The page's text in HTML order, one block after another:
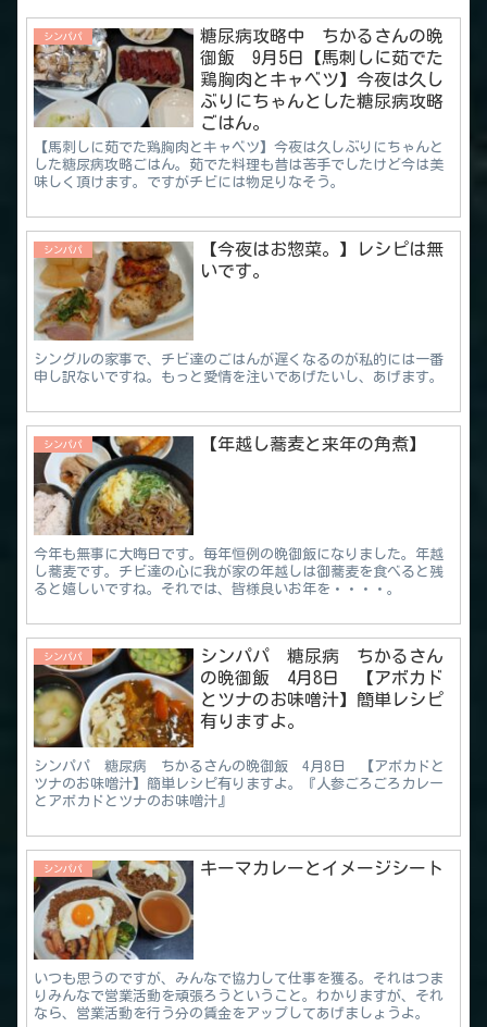
シンパパ
糖尿病攻略中 ちかるさんの晩
御飯 9月5日【馬刺しに茹でた
鶏胸肉とキャベツ】今夜は久し
ぶりにちゃんとした糖尿病攻略
ごはん。
【馬刺しに茹でた鶏胸肉とキャベツ】今夜は久しぶりにちゃんと
した糖尿病攻略ごはん。茹でた料理も昔は苦手でしたけど今は美
味しく頂けます。ですがチビには物足りなそう。
シンパパ
【今夜はお惣菜。】レシピは無
いです。
シングルの家事で、チビ達のごはんが遅くなるのが私的には一番
申し訳ないですね。もっと愛情を注いであげたいし、あげます。
シンパパ 【年越し蕎麦と来年の角煮】
今年も無事に大晦日です。毎年恒例の晩御飯になりました。年越
し蕎麦です。チビ達の心に我が家の年越しは御蕎麦を食べると残
ると嬉しいですね。それでは、皆様良いお年を・・・・。
シンパパ
シンパパ 糖尿病 ちかるさん
の晩御飯 4月8日 【アボカド
とツナのお味噌汁】簡単レシピ
有りますよ。
シンパパ 糖尿病 ちかるさんの晩御飯 4月8日 【アボカドと
ツナのお味噌汁】簡単レシピ有りますよ。『人参ごろごろカレー
とアボカドとツナのお味噌汁』
シンパパ キーマカレーとイメージシート
いつも思うのですが、みんなで協力して仕事を獲る。それはつま
りみんなで営業活動を頑張ろうということ。わかりますが、それ
なら、営業活動を行う分の賃金をアップしてあげましょうよ。